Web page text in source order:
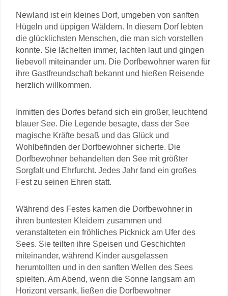
Newland ist ein kleines Dorf, umgeben von sanften
Hügeln und üppigen Wäldern. In diesem Dorf lebten
die glücklichsten Menschen, die man sich vorstellen
konnte. Sie lächelten immer, lachten laut und gingen
liebevoll miteinander um. Die Dorfbewohner waren für
ihre Gastfreundschaft bekannt und hießen Reisende
herzlich willkommen.
Inmitten des Dorfes befand sich ein großer, leuchtend
blauer See. Die Legende besagte, dass der See
magische Kräfte besaß und das Glück und
Wohlbefinden der Dorfbewohner sicherte. Die
Dorfbewohner behandelten den See mit größter
Sorgfalt und Ehrfurcht. Jedes Jahr fand ein großes
Fest zu seinen Ehren statt.
Während des Festes kamen die Dorfbewohner in
ihren buntesten Kleidern zusammen und
veranstalteten ein fröhliches Picknick am Ufer des
Sees. Sie teilten ihre Speisen und Geschichten
miteinander, während Kinder ausgelassen
herumtollten und in den sanften Wellen des Sees
spielten. Am Abend, wenn die Sonne langsam am
Horizont versank, ließen die Dorfbewohner